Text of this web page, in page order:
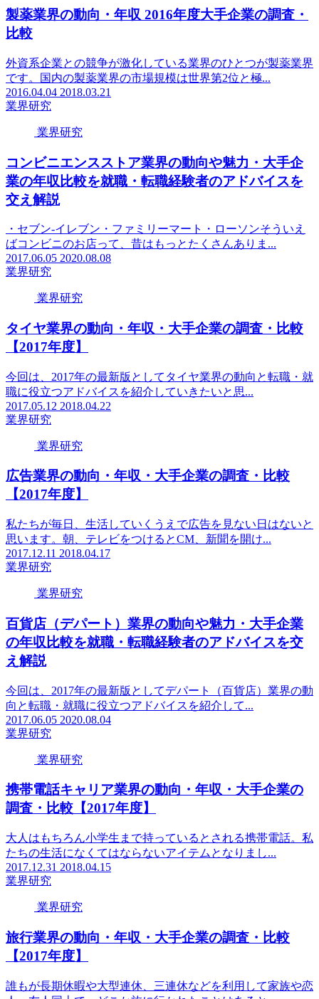
製薬業界の動向・年収 2016年度大手企業の調査・
比較
外資系企業との競争が激化している業界のひとつが製薬業界
です。国内の製薬業界の市場規模は世界第2位と極...
2016.04.04 2018.03.21
業界研究
業界研究
コンビニエンスストア業界の動向や魅力・大手企
業の年収比較を就職・転職経験者のアドバイスを
交え解説
・セブン-イレブン・ファミリーマート・ローソンそういえ
ばコンビニのお店って、昔はもっとたくさんありま...
2017.06.05 2020.08.08
業界研究
業界研究
タイヤ業界の動向・年収・大手企業の調査・比較
【2017年度】
今回は、2017年の最新版としてタイヤ業界の動向と転職・就
職に役立つアドバイスを紹介していきたいと思...
2017.05.12 2018.04.22
業界研究
業界研究
広告業界の動向・年収・大手企業の調査・比較
【2017年度】
私たちが毎日、生活していくうえで広告を見ない日はないと
思います。朝、テレビをつけるとCM、新聞を開け...
2017.12.11 2018.04.17
業界研究
業界研究
百貨店（デパート）業界の動向や魅力・大手企業
の年収比較を就職・転職経験者のアドバイスを交
え解説
今回は、2017年の最新版としてデパート（百貨店）業界の動
向と転職・就職に役立つアドバイスを紹介して...
2017.06.05 2020.08.04
業界研究
業界研究
携帯電話キャリア業界の動向・年収・大手企業の
調査・比較【2017年度】
大人はもちろん小学生まで持っているとされる携帯電話。私
たちの生活になくてはならないアイテムとなりまし...
2017.12.31 2018.04.15
業界研究
業界研究
旅行業界の動向・年収・大手企業の調査・比較
【2017年度】
誰もが長期休暇や大型連休、三連休などを利用して家族や恋